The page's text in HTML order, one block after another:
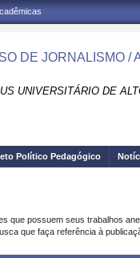
DE JORNALISMO /
UNIVERSITÁRIO DE
Político Pedagógico
que possuem seus trabalhos
que faça referência à